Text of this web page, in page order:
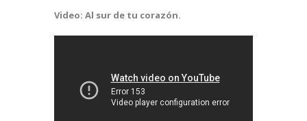
Video: Al sur de tu corazón.